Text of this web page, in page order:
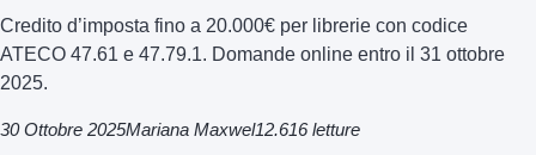
Credito d’imposta fino a 20.000€ per librerie con codice
ATECO 47.61 e 47.79.1. Domande online entro il 31 ottobre
2025.
30 Ottobre 2025Mariana Maxwel12.616 letture